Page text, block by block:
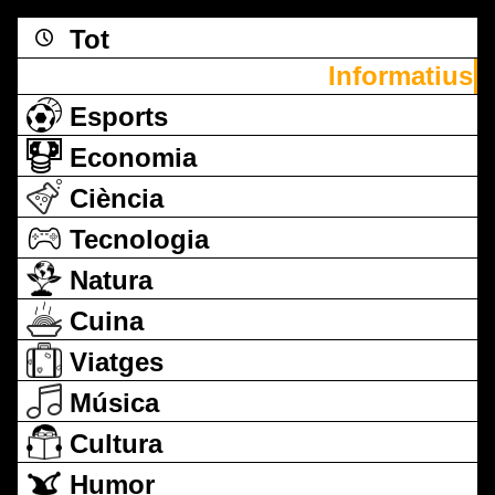
Tot
Informatius
Esports
Economia
Ciència
Tecnologia
Natura
Cuina
Viatges
Música
Cultura
Humor